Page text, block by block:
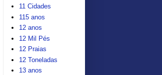
11 Cidades
115 anos
12 anos
12 Mil Pés
12 Praias
12 Toneladas
13 anos